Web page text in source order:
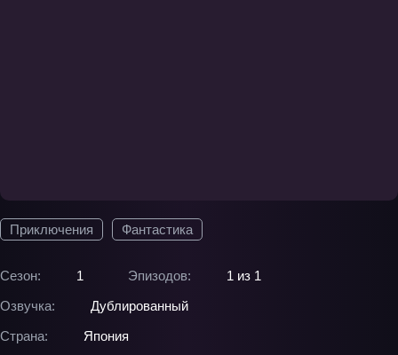
Приключения Фантастика
Сезон: 1 Эпизодов:
1 из 1
Озвучка:
Дублированный
Страна:
Япония